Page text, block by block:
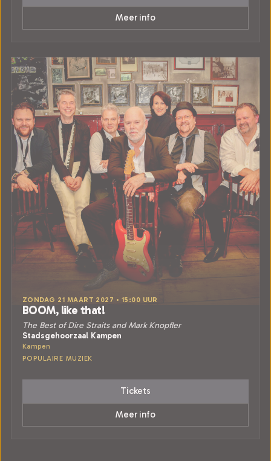
Meer info
ZONDAG 21 MAART 2027 • 15:00 UUR
BOOM, like that!
The Best of Dire Straits and Mark Knopfler
Stadsgehoorzaal Kampen
Kampen
POPULAIRE MUZIEK
Tickets
Meer info